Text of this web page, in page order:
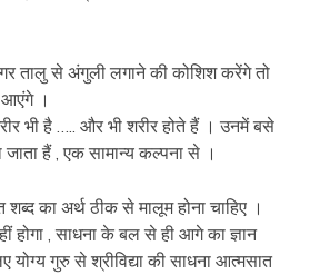
तालु से अंगुली लगाने की कोशिश करेंगे तो
।
भी है ….. और भी शरीर होते हैं । उनमें बसे
हैं , एक सामान्य कल्पना से ।
शब्द का अर्थ ठीक से मालूम होना चाहिए ।
होगा , साधना के बल से ही आगे का ज्ञान
योग्य गुरु से श्रीविद्या की साधना आत्मसात